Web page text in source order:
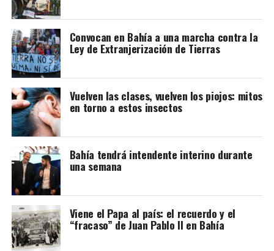
Convocan en Bahía a una marcha contra la
Ley de Extranjerización de Tierras
Vuelven las clases, vuelven los piojos: mitos
en torno a estos insectos
Bahía tendrá intendente interino durante
una semana
Viene el Papa al país: el recuerdo y el
“fracaso” de Juan Pablo II en Bahía